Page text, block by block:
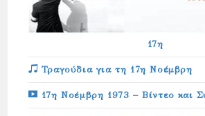
17η
Τραγούδια για τη 17η Νοέμβρη
17η Νοέμβρη 1973 – Βίντεο και